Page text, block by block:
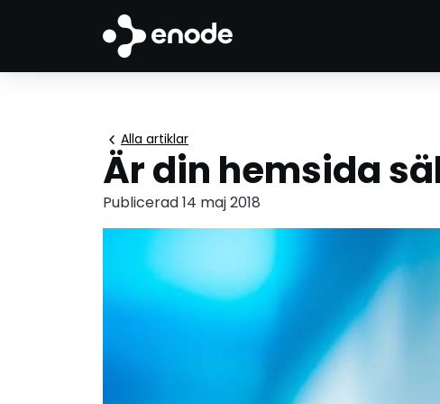
chevron_left Alla artiklar
Är din hemsida
Publicerad 14 maj 2018